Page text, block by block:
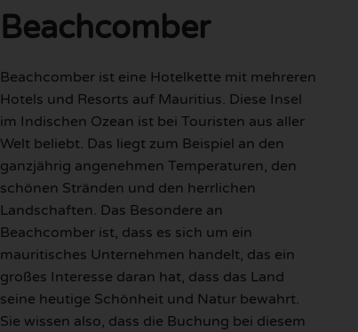
Beachcomber
Beachcomber ist eine Hotelkette mit mehreren
Hotels und Resorts auf Mauritius. Diese Insel
im Indischen Ozean ist bei Touristen aus aller
Welt beliebt. Das liegt zum Beispiel an den
ganzjährig angenehmen Temperaturen, den
schönen Stränden und den herrlichen
Landschaften. Das Besondere an
Beachcomber ist, dass es sich um ein
mauritisches Unternehmen handelt, das ein
großes Interesse daran hat, dass das Land
seine heutige Schönheit und Natur bewahrt.
Sie wissen also, dass die Buchung bei diesem